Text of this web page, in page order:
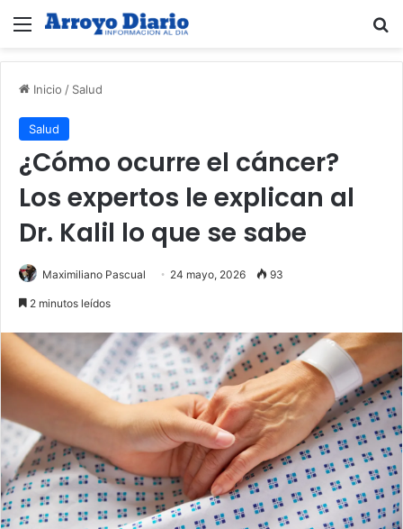
Menú
Inicio / Salud
Salud
¿Cómo ocurre el cáncer?
Los expertos le explican al
Dr. Kalil lo que se sabe
Maximiliano Pascual 24 mayo, 2026 93
2 minutos leídos